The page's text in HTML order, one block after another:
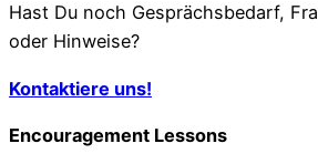
Hast Du noch Gesprächsbedarf,
oder Hinweise?
Kontaktiere uns!
Encouragement Lessons